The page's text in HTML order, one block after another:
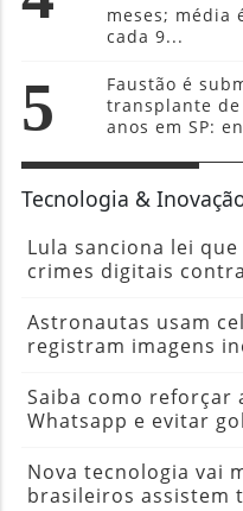
meses; média
cada 9...
5
Faustão é
transplante de
anos em SP:
Tecnologia &
Lula sanciona lei
crimes digitais
Astronautas usam
registram imagens
Saiba como reforçar
Whatsapp e evitar
Nova tecnologia vai
brasileiros assistem